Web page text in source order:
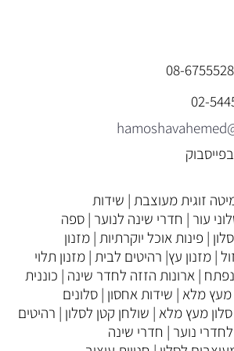
זוגית מעוצבת | שידות
עור | חדרי שינה לנוער | ספה
| פינות אוכל יוקרתיות | מזנון
| מזנון עץ| רהיטים לבית | מזנון תלוי
| ארונות הזזה לחדר שינה | כוננית
מעץ מלא | שידות אחסון | סלונים
מעץ מלא | שולחן קטן לסלון | רהיטים
נוער | חדרי שינה